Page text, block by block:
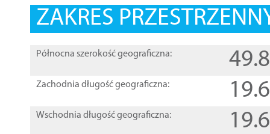
ZAKRES
Północna szerokość geograficzna:
Zachodnia długość geograficzna:
Wschodnia długość geograficzna: